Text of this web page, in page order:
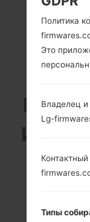
LG
ИЗ
2.0 in
Политика
Это
Владелец и
Lg-
Типы